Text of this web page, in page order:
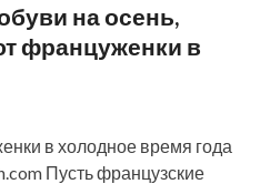
на осень,
француженки в
в холодное время года
Пусть французские